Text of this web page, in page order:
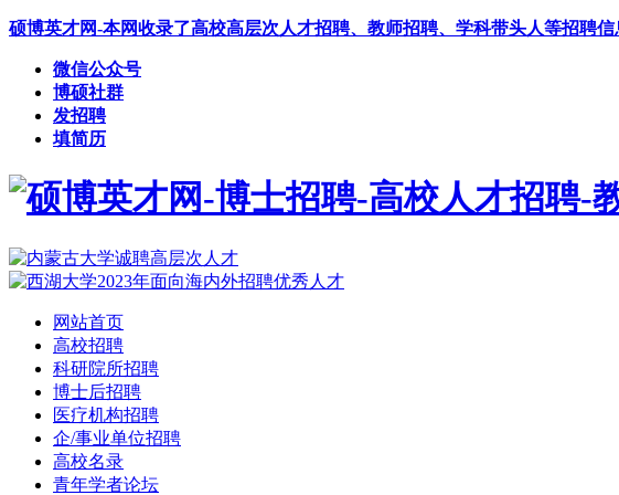
硕博英才网-本网收录了高校高层次人才招聘、教师招聘、学科带头人等招聘
微信公众号
博硕社群
发招聘
填简历
网站首页
高校招聘
科研院所招聘
博士后招聘
医疗机构招聘
企/事业单位招聘
高校名录
青年学者论坛